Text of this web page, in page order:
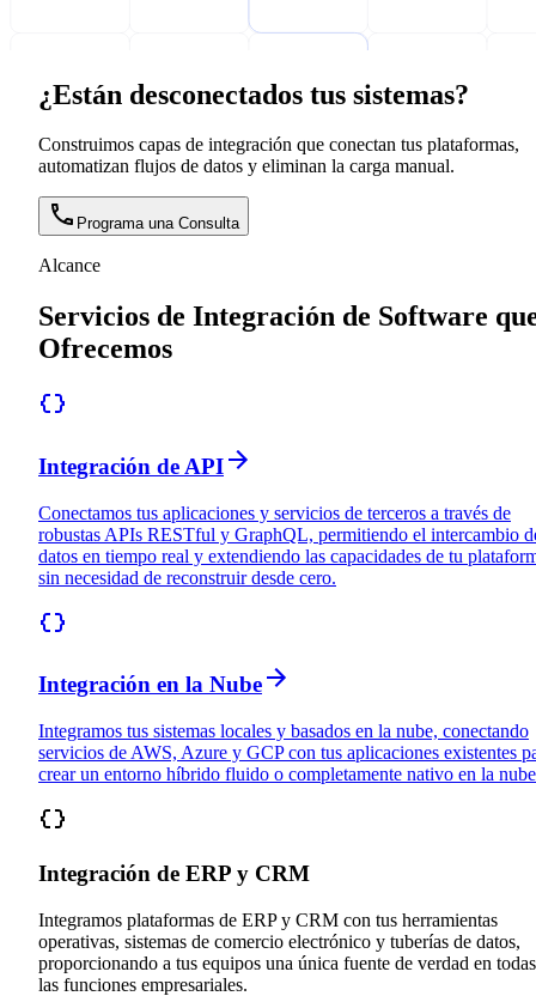
¿Están desconectados tus sistemas?
Construimos capas de integración que conectan tus plataformas,
automatizan flujos de datos y eliminan la carga manual.
Programa una Consulta
Alcance
Servicios de Integración de Software
Ofrecemos
Integración de API
Conectamos tus aplicaciones y servicios de terceros a través de
robustas APIs RESTful y GraphQL, permitiendo el intercambio
datos en tiempo real y extendiendo las capacidades de tu
sin necesidad de reconstruir desde cero.
Integración en la Nube
Integramos tus sistemas locales y basados en la nube, conectando
servicios de AWS, Azure y GCP con tus aplicaciones existentes
crear un entorno híbrido fluido o completamente nativo en la
Integración de ERP y CRM
Integramos plataformas de ERP y CRM con tus herramientas
operativas, sistemas de comercio electrónico y tuberías de datos,
proporcionando a tus equipos una única fuente de verdad en todas
las funciones empresariales.